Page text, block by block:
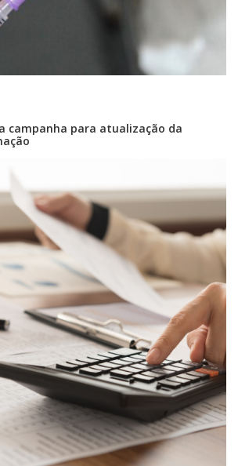
campanha para atualização da